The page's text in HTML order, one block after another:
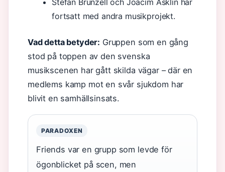
Stefan Brunzell och Joacim Asklin har
fortsatt med andra musikprojekt.
Vad detta betyder: Gruppen som en gång
stod på toppen av den svenska
musikscenen har gått skilda vägar – där en
medlems kamp mot en svår sjukdom har
blivit en samhällsinsats.
PARADOXEN
Friends var en grupp som levde för
ögonblicket på scen, men